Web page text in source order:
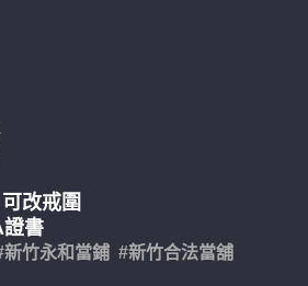
改戒圍
證書
竹永和當鋪 #新竹合法當舖